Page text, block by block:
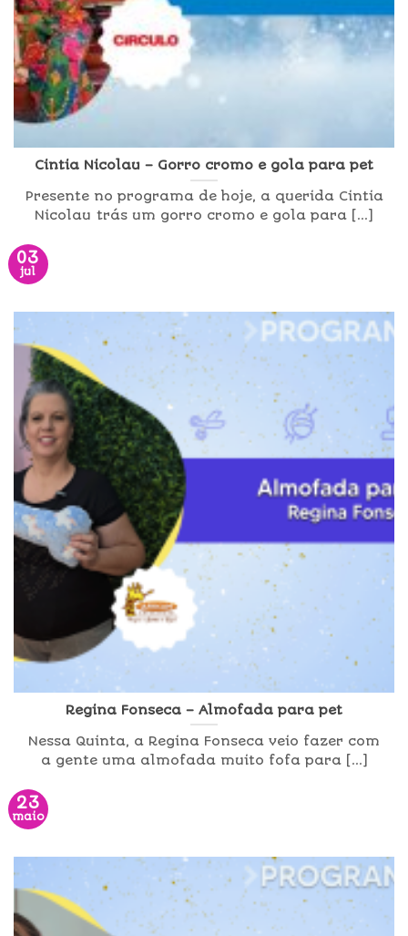
Cintia Nicolau – Gorro cromo e gola para pet
Presente no programa de hoje, a querida Cintia
Nicolau trás um gorro cromo e gola para [...]
03
jul
Regina Fonseca – Almofada para pet
Nessa Quinta, a Regina Fonseca veio fazer com
a gente uma almofada muito fofa para [...]
23
maio